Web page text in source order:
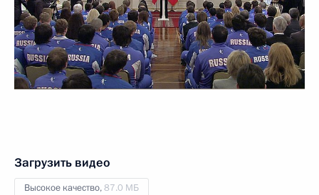
Загрузить видео
Высокое качество,87.0 МБ